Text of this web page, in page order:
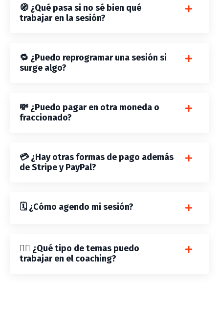
🧭 ¿Qué pasa si no sé bien qué
trabajar en la sesión?
🔁 ¿Puedo reprogramar una sesión si
surge algo?
💸 ¿Puedo pagar en otra moneda o
fraccionado?
💳 ¿Hay otras formas de pago además
de Stripe y PayPal?
🗓️ ¿Cómo agendo mi sesión?
🧘‍♀️ ¿Qué tipo de temas puedo
trabajar en el coaching?